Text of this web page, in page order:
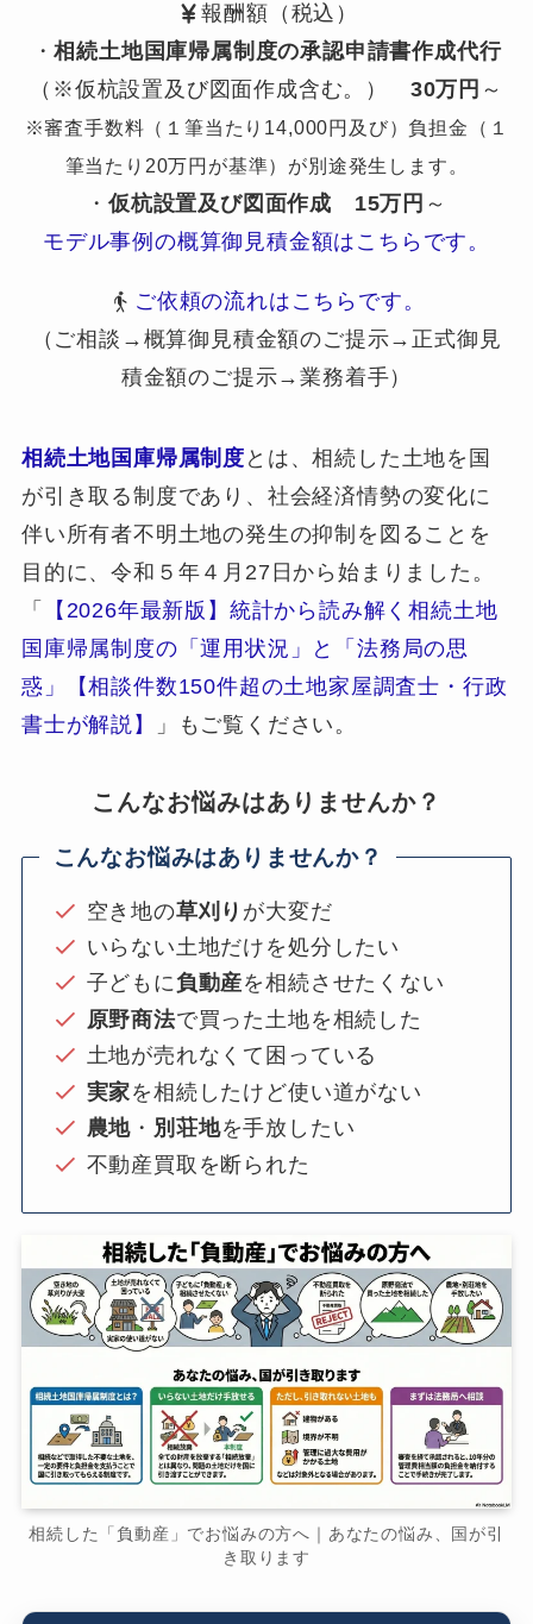
報酬額（税込）
・相続土地国庫帰属制度の承認申請書作成代行
（※仮杭設置及び図面作成含む。） 30万円 ～
※審査手数料（１筆当たり14,000円及び）負担金（１
筆当たり20万円が基準）が別途発生します。
・ 仮杭設置及び図面作成 15万円 ～
モデル事例の概算御見積金額はこちらです。
ご依頼の流れはこちらです。
（ご相談→概算御見積金額のご提示→正式御見
積金額のご提示→業務着手）
相続土地国庫帰属制度 とは、相続した土地を国
が引き取る制度であり、社会経済情勢の変化に
伴い所有者不明土地の発生の抑制を図ることを
目的に、令和５年４月27日から始まりました。
「
【2026年最新版】統計から読み解く相続土地
国庫帰属制度の「運用状況」と「法務局の思
惑」【相談件数150件超の土地家屋調査士・行政
書士が解説】
」もご覧ください。
こんなお悩みはありませんか？
こんなお悩みはありませんか？
空き地の草刈り が大変だ
いらない土地だけを処分したい
子どもに負動産を相続させたくない
原野商法で買った土地を相続した
土地が売れなくて困っている
実家を相続したけど使い道がない
農地 ・ 別荘地を手放したい
不動産買取を断られた
相続した「負動産」でお悩みの方へ｜あなたの悩み、国が引
き取ります